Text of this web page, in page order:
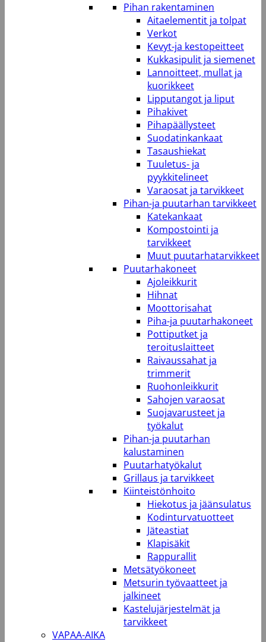
Pihan rakentaminen
Aitaelementit ja tolpat
Verkot
Kevyt-ja kestopeitteet
Kukkasipulit ja siemenet
Lannoitteet, mullat ja
kuorikkeet
Lipputangot ja liput
Pihakivet
Pihapäällysteet
Suodatinkankaat
Tasaushiekat
Tuuletus- ja
pyykkitelineet
Varaosat ja tarvikkeet
Pihan-ja puutarhan tarvikkeet
Katekankaat
Kompostointi ja
tarvikkeet
Muut puutarhatarvikkeet
Puutarhakoneet
Ajoleikkurit
Hihnat
Moottorisahat
Piha-ja puutarhakoneet
Pottiputket ja
teroituslaitteet
Raivaussahat ja
trimmerit
Ruohonleikkurit
Sahojen varaosat
Suojavarusteet ja
työkalut
Pihan-ja puutarhan
kalustaminen
Puutarhatyökalut
Grillaus ja tarvikkeet
Kiinteistönhoito
Hiekotus ja jäänsulatus
Kodinturvatuotteet
Jäteastiat
Klapisäkit
Rappurallit
Metsätyökoneet
Metsurin työvaatteet ja
jalkineet
Kastelujärjestelmät ja
tarvikkeet
VAPAA-AIKA